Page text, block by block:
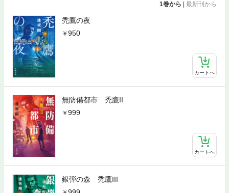
1巻から 最新刊から
禿鷹の夜
950
カートへ
無防備都市 禿鷹II
999
カートへ
銀弾の森 禿鷹III